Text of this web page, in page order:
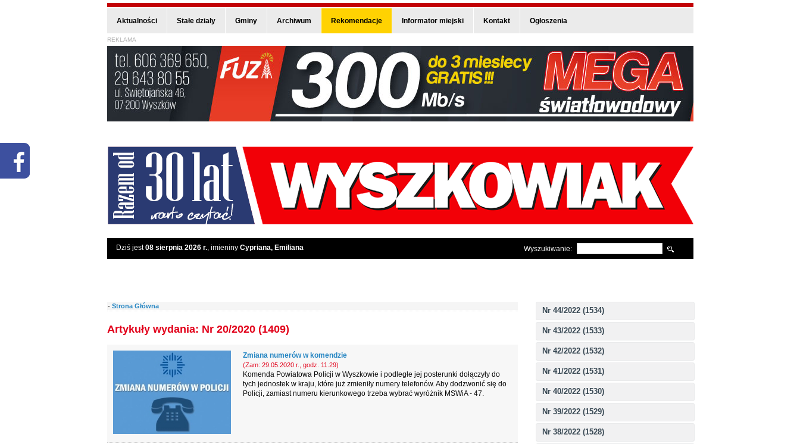
Aktualności Stałe działy Gminy Archiwum Rekomendacje Informator miejski Kontakt Ogłoszenia
REKLAMA
Dziś jest08 sierpnia 2026 r., imieniny Cypriana, Emiliana Wyszukiwanie:
Nr 44/2022 (1534)
Nr 43/2022 (1533)
Nr 42/2022 (1532)
Nr 41/2022 (1531)
Nr 40/2022 (1530)
Nr 39/2022 (1529)
Nr 38/2022 (1528)
- Strona Główna
Artykuły wydania: Nr 20/2020 (1409)
Zmiana numerów w komendzie
(Zam: 29.05.2020 r., godz. 11.29)
Komenda Powiatowa Policji w Wyszkowie i podległe jej posterunki dołączyły do
tych jednostek w kraju, które już zmieniły numery telefonów. Aby dodzwonić się do
Policji, zamiast numeru kierunkowego trzeba wybrać wyróżnik MSWiA - 47.